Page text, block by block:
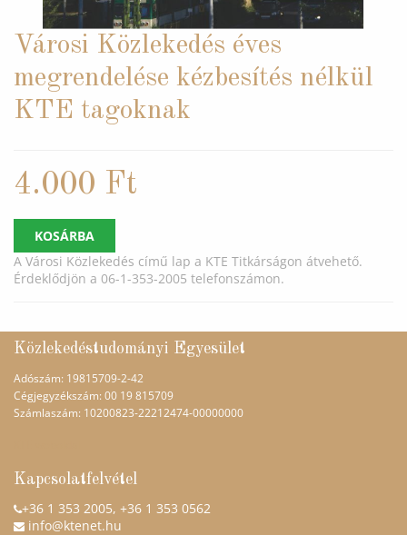
Városi Közlekedés éves
megrendelése kézbesítés nélkül
KTE tagoknak
4.000 Ft
KOSÁRBA
A Városi Közlekedés című lap a KTE Titkárságon átvehető.
Érdeklődjön a 06-1-353-2005 telefonszámon.
Közlekedéstudományi Egyesület
Adószám: 19815709-2-42
Cégjegyzékszám: 00 19 815709
Számlaszám: 10200823-22212474-00000000
Kapcsolatfelvétel
+36 1 353 2005, +36 1 353 0562
info@ktenet.hu